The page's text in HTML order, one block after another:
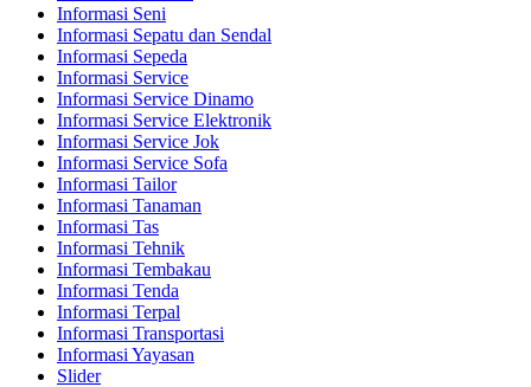
Informasi Seni
Informasi Sepatu dan Sendal
Informasi Sepeda
Informasi Service
Informasi Service Dinamo
Informasi Service Elektronik
Informasi Service Jok
Informasi Service Sofa
Informasi Tailor
Informasi Tanaman
Informasi Tas
Informasi Tehnik
Informasi Tembakau
Informasi Tenda
Informasi Terpal
Informasi Transportasi
Informasi Yayasan
Slider